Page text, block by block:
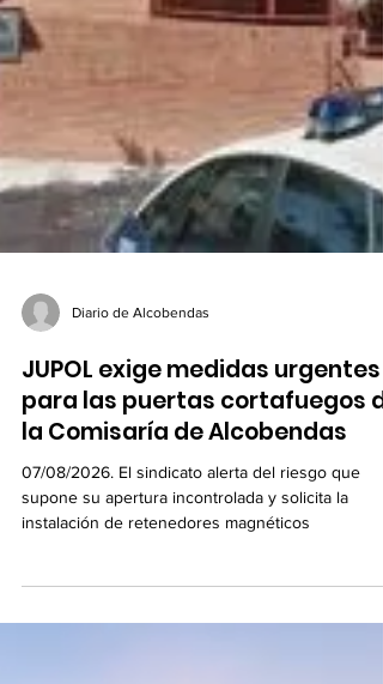
JUPOL exige medidas urgentes
para las puertas cortafuegos
la Comisaría de Alcobendas
07/08/2026. El sindicato alerta del riesgo que
supone su apertura incontrolada y solicita la